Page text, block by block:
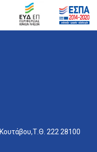
222 28100